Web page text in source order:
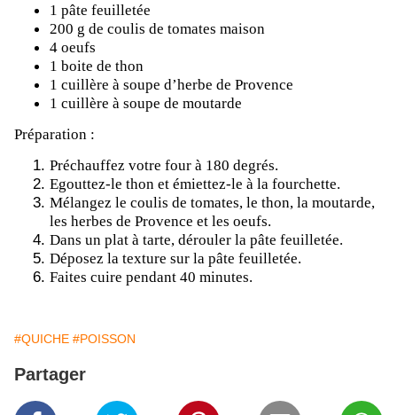
1 pâte feuilletée
200 g de coulis de tomates maison
4 oeufs
1 boite de thon
1 cuillère à soupe d’herbe de Provence
1 cuillère à soupe de moutarde
Préparation :
Préchauffez votre four à 180 degrés.
Egouttez-le thon et émiettez-le à la fourchette.
Mélangez le coulis de tomates, le thon, la moutarde,
les herbes de Provence et les oeufs.
Dans un plat à tarte, dérouler la pâte feuilletée.
Déposez la texture sur la pâte feuilletée.
Faites cuire pendant 40 minutes.
#QUICHE #POISSON
Partager